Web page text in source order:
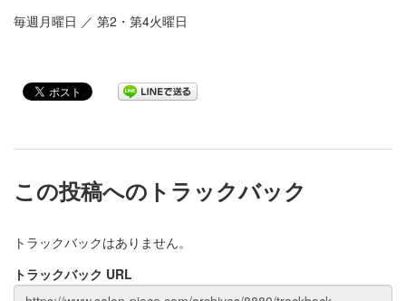
毎週月曜日 ／ 第2・第4火曜日
この投稿へのトラックバック
トラックバックはありません。
トラックバック URL